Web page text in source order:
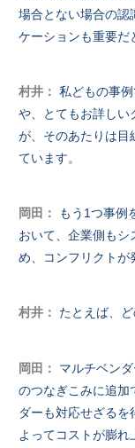
場合とない場合の認
ケーションも重要だ
村井： 私どもの事
や、とてもお詳しい
が、そのあたりは目
ています。
岡田：
もう1つ事例
おいて、企業側もシ
め、コンフリクトが
村井： たとえば、
岡田：
マルチベン
のつなぎこみに追加
ダーも対応せざる
よってコストが膨